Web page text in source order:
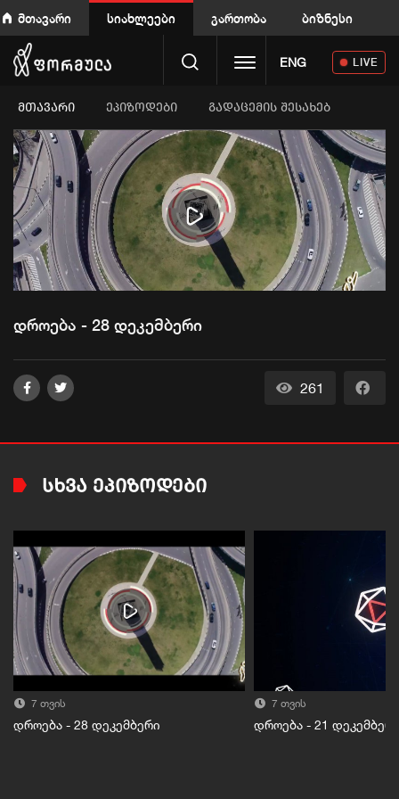
მთავარი სიახლეები გართობა ბიზნესი
Toggle navigation
ENG LIVE
ᲛᲗᲐᲕᲐᲠᲘ ეპიზოდები გადაცემის შესახებ
Play
Video
დროება - 28 დეკემბერი
261
ᲡᲮᲕᲐ ᲔᲞᲘᲖᲝᲓᲔᲑᲘ
7 თვის
დროება - 28 დეკემბერი
7 თვის
დროება - 21